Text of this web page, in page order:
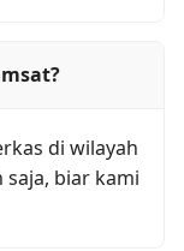
di wilayah
biar kami